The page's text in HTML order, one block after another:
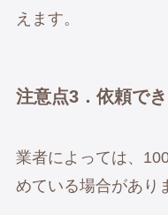
えます。
注意点3．依頼で
業者によっては、
めている場合があり